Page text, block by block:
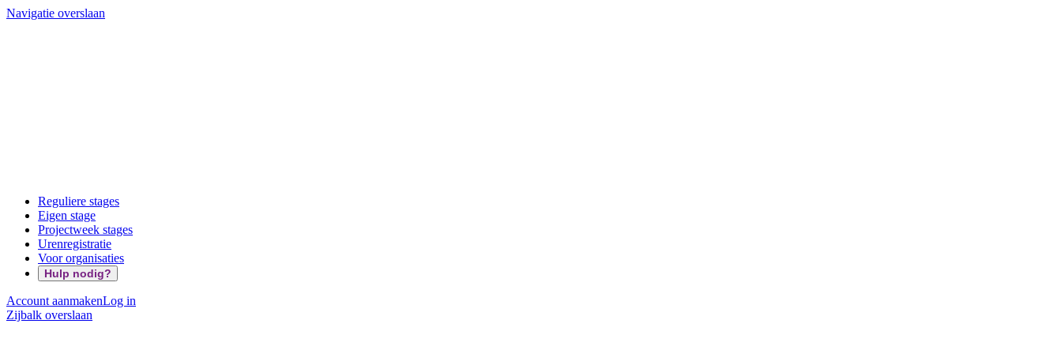
Navigatie overslaan
Reguliere stages
Eigen stage
Projectweek stages
Urenregistratie
Voor organisaties
Hulp nodig?
Account aanmakenLog in
Zijbalk overslaan